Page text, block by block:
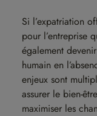
Si l’expatriation
pour l’entreprise
également
humain en
enjeux sont
assurer le bien-
maximiser les